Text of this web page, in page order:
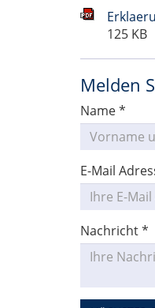
125 KB
Melden
Name*
E-Mail
Nachricht*